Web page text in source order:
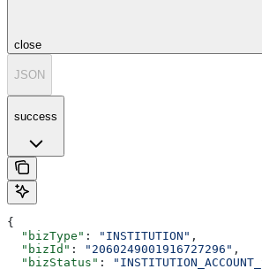
close
JSON
success
{
  "bizType"
: "INSTITUTION" ,
  "bizId"
: "2060249001916727296" ,
  "bizStatus"
: